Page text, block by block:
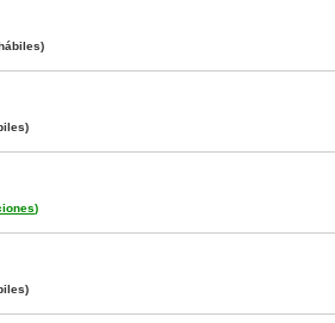
)